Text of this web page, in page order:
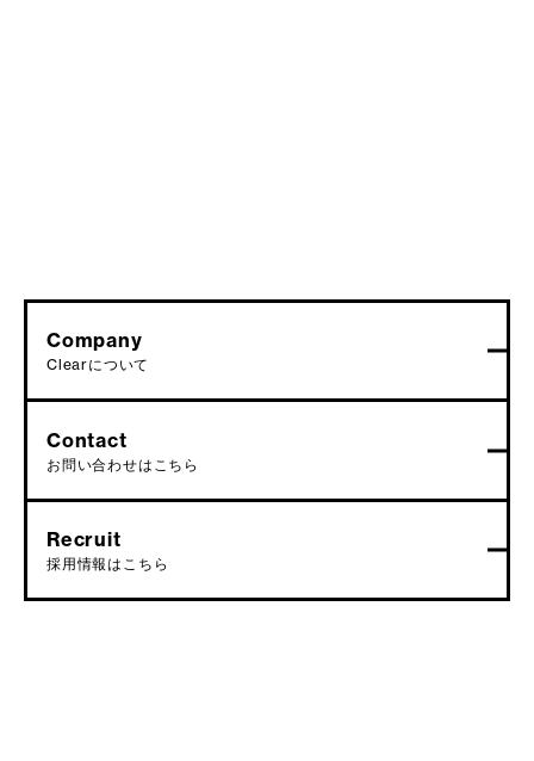
Company
Clearについて
Contact
お問い合わせはこちら
Recruit
採用情報はこちら